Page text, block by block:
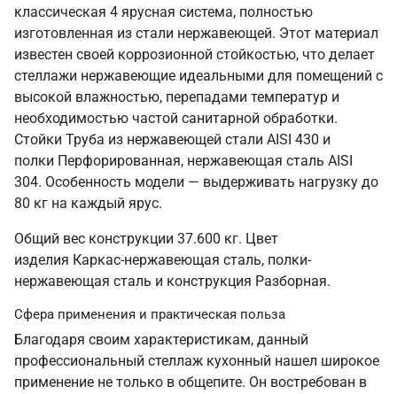
классическая 4 ярусная система, полностью
изготовленная из стали нержавеющей. Этот материал
известен своей коррозионной стойкостью, что делает
стеллажи нержавеющие идеальными для помещений с
высокой влажностью, перепадами температур и
необходимостью частой санитарной обработки.
Стойки Труба из нержавеющей стали AISI 430 и
полки Перфорированная, нержавеющая сталь AISI
304. Особенность модели — выдерживать нагрузку до
80 кг на каждый ярус.
Общий вес конструкции 37.600 кг. Цвет
изделия Каркас-нержавеющая сталь, полки-
нержавеющая сталь и конструкция Разборная.
Сфера применения и практическая польза
Благодаря своим характеристикам, данный
профессиональный стеллаж кухонный нашел широкое
применение не только в общепите. Он востребован в